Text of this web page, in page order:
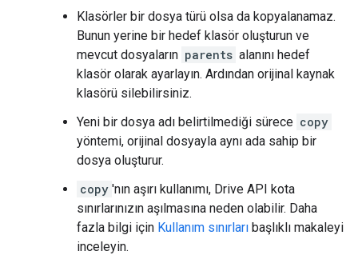
Klasörler bir dosya türü olsa da kopyalanamaz.
Bunun yerine bir hedef klasör oluşturun ve
mevcut dosyaların parents alanını hedef
klasör olarak ayarlayın. Ardından orijinal kaynak
klasörü silebilirsiniz.
Yeni bir dosya adı belirtilmediği sürece copy
yöntemi, orijinal dosyayla aynı ada sahip bir
dosya oluşturur.
copy 'nın aşırı kullanımı, Drive API kota
sınırlarınızın aşılmasına neden olabilir. Daha
fazla bilgi için Kullanım sınırları başlıklı makaleyi
inceleyin.